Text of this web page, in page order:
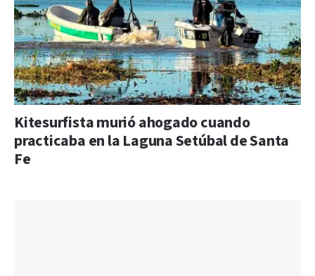
Kitesurfista murió ahogado cuando
practicaba en la Laguna Setúbal de Santa
Fe